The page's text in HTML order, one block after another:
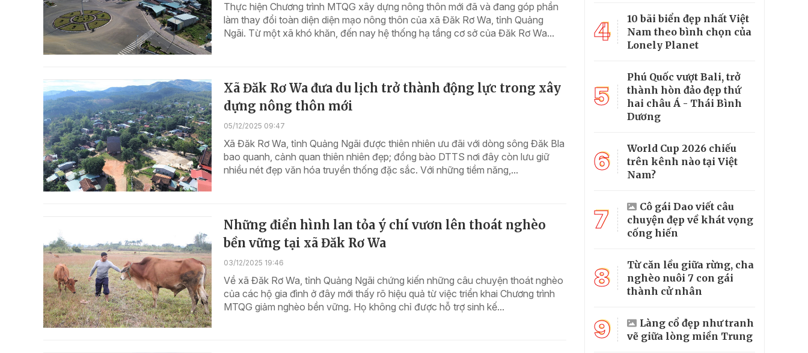
Thực hiện Chương trình MTQG xây dựng nông thôn mới đã và đang góp phần
làm thay đổi toàn diện diện mạo nông thôn của xã Đăk Rơ Wa, tỉnh Quảng
Ngãi. Từ một xã khó khăn, đến nay hệ thống hạ tầng cơ sở của Đăk Rơ Wa...
Xã Đăk Rơ Wa đưa du lịch trở thành động lực trong xây
dựng nông thôn mới
05/12/2025 09:47
Xã Đăk Rơ Wa, tỉnh Quảng Ngãi được thiên nhiên ưu đãi với dòng sông Đăk Bla
bao quanh, cảnh quan thiên nhiên đẹp; đồng bào DTTS nơi đây còn lưu giữ
nhiều nét đẹp văn hóa truyền thống đặc sắc. Với những tiềm năng,...
Những điển hình lan tỏa ý chí vươn lên thoát nghèo
bền vững tại xã Đăk Rơ Wa
03/12/2025 19:46
Về xã Đăk Rơ Wa, tỉnh Quảng Ngãi chứng kiến những câu chuyện thoát nghèo
của các hộ gia đình ở đây mới thấy rõ hiệu quả từ việc triển khai Chương trình
MTQG giảm nghèo bền vững. Họ không chỉ được hỗ trợ sinh kế...
4
10 bãi biển đẹp nhất Việt
Nam theo bình chọn của
Lonely Planet
5
Phú Quốc vượt Bali, trở
thành hòn đảo đẹp thứ
hai châu Á - Thái Bình
Dương
6
World Cup 2026 chiếu
trên kênh nào tại Việt
Nam?
7
Cô gái Dao viết câu
chuyện đẹp về khát vọng
cống hiến
8
Từ căn lều giữa rừng, cha
nghèo nuôi 7 con gái
thành cử nhân
9
Làng cổ đẹp như tranh
vẽ giữa lòng miền Trung